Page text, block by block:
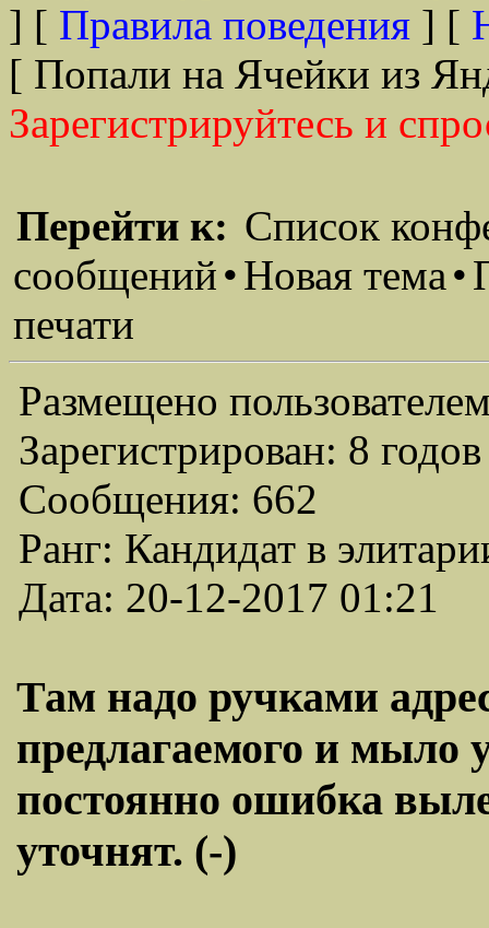
] [ Правила поведения ] [
[ Попали на Ячейки из
Зарегистрируйтесь и
Перейти к: Список
сообщений•Новая тема•
печати
Размещено
Зарегистрирован: 8
Сообщения: 662
Ранг: Кандидат в
Дата: 20-12-2017 01:21
Там надо ручками
предлагаемого и мыло
постоянно ошибка
уточнят. (-)